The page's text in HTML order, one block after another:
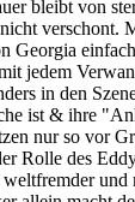
bleibt von
verschont.
Georgia
jedem
in den
ist & ihre
nur so vor
Rolle des
und